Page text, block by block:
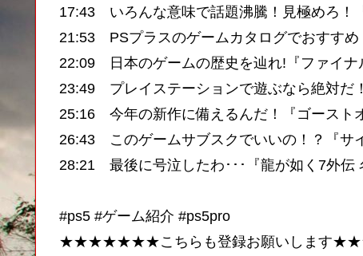
17:43 いろんな意味で話題沸騰！見極めろ！
21:53 PSプラスのゲームカタログでおすすめ
22:09 日本のゲームの歴史を辿れ!『ファイナ
23:49 プレイステーションで遊ぶなら絶対だ
25:16 今年の新作に備えるんだ！『ゴースト
26:43 このゲームサブスクでいいの！？『サ
28:21 最後に号泣したわ･･･『龍が如く7外伝
#ps5 #ゲーム紹介 #ps5pro
★★★★★★★こちらも登録お願いしま